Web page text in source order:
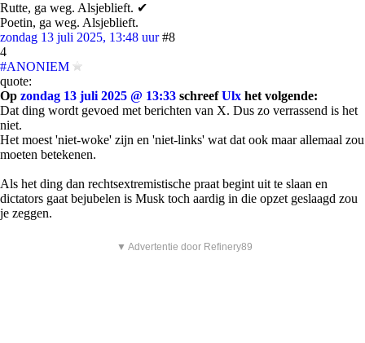
Rutte, ga weg. Alsjeblieft. ✔
Poetin, ga weg. Alsjeblieft.
zondag 13 juli 2025, 13:48 uur #8
4
#ANONIEM
quote:
Op zondag 13 juli 2025 @ 13:33 schreefUlx het volgende:
Dat ding wordt gevoed met berichten van X. Dus zo verrassend is het
niet.
Het moest 'niet-woke' zijn en 'niet-links' wat dat ook maar allemaal zou
moeten betekenen.
Als het ding dan rechtsextremistische praat begint uit te slaan en
dictators gaat bejubelen is Musk toch aardig in die opzet geslaagd zou
je zeggen.
▼ Advertentie door Refinery89